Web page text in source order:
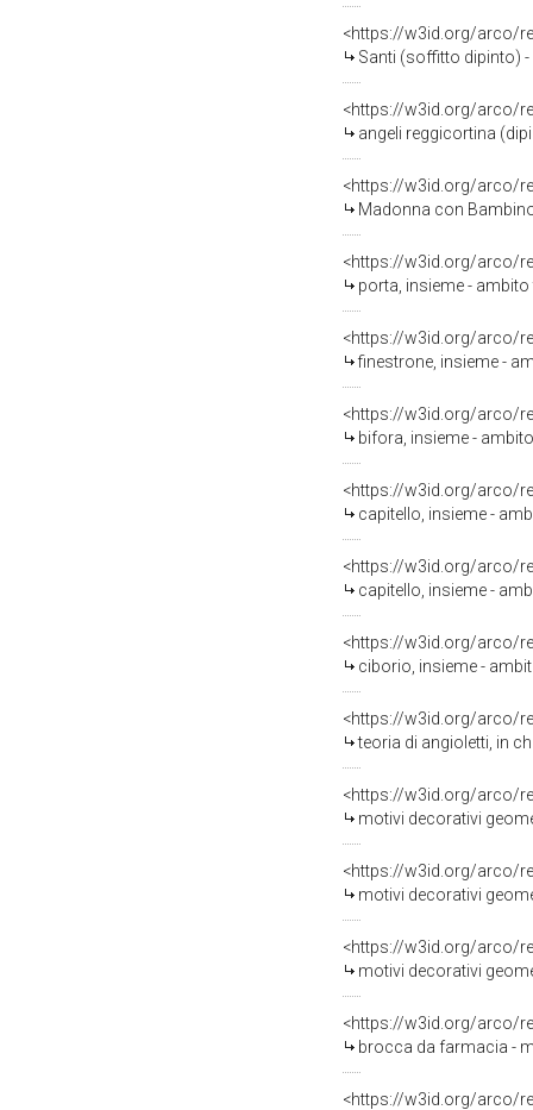
<https://w3id.org/arco/
Santi (soffitto dipinto)
<https://w3id.org/arco/
angeli reggicortina
<https://w3id.org/arco/
Madonna con
<https://w3id.org/arco/
porta, insieme -
<https://w3id.org/arco/
finestrone, insieme -
<https://w3id.org/arco/
bifora, insieme -
<https://w3id.org/arco/
capitello, insieme -
<https://w3id.org/arco/
capitello, insieme -
<https://w3id.org/arco/
ciborio, insieme -
<https://w3id.org/arco/
teoria di angioletti, in chiave
<https://w3id.org/arco/
motivi decorativi
<https://w3id.org/arco/
motivi decorativi
<https://w3id.org/arco/
motivi decorativi
<https://w3id.org/arco/
brocca da farmacia -
<https://w3id.org/arco/